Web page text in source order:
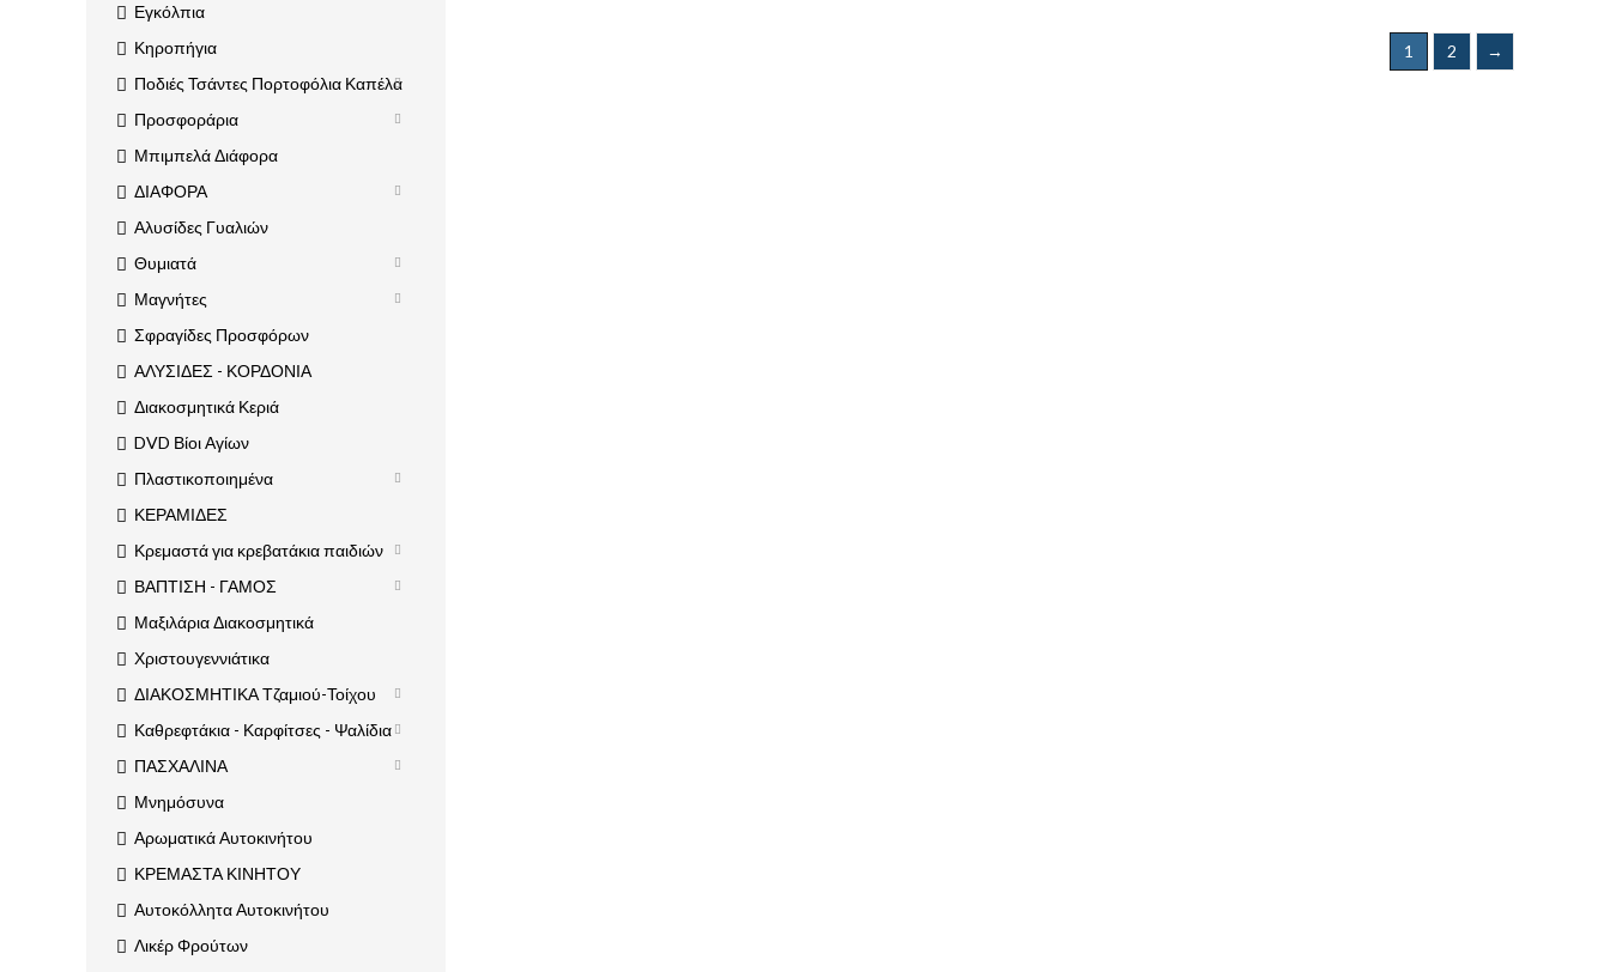
1 2 →
Εγκόλπια
Κηροπήγια
Ποδιές Τσάντες Πορτοφόλια Καπέλα
Προσφοράρια
Μπιμπελά Διάφορα
ΔΙΑΦΟΡΑ
Αλυσίδες Γυαλιών
Θυμιατά
Μαγνήτες
Σφραγίδες Προσφόρων
ΑΛΥΣΙΔΕΣ - ΚΟΡΔΟΝΙΑ
Διακοσμητικά Κεριά
DVD Βίοι Αγίων
Πλαστικοποιημένα
ΚΕΡΑΜΙΔΕΣ
Κρεμαστά για κρεβατάκια παιδιών
ΒΑΠΤΙΣΗ - ΓΑΜΟΣ
Μαξιλάρια Διακοσμητικά
Χριστουγεννιάτικα
ΔΙΑΚΟΣΜΗΤΙΚΑ Τζαμιού-Τοίχου
Καθρεφτάκια - Καρφίτσες - Ψαλίδια
ΠΑΣΧΑΛΙΝΑ
Μνημόσυνα
Αρωματικά Αυτοκινήτου
ΚΡΕΜΑΣΤΑ ΚΙΝΗΤΟΥ
Αυτοκόλλητα Αυτοκινήτου
Λικέρ Φρούτων